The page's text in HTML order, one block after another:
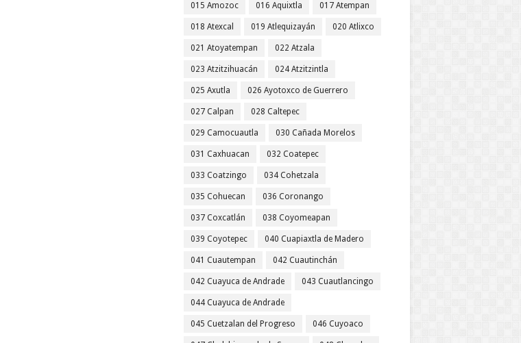
015 Amozoc 016 Aquixtla 017 Atempan
018 Atexcal 019 Atlequizayán 020 Atlixco
021 Atoyatempan 022 Atzala
023 Atzitzihuacán 024 Atzitzintla
025 Axutla 026 Ayotoxco de Guerrero
027 Calpan 028 Caltepec
029 Camocuautla 030 Cañada Morelos
031 Caxhuacan 032 Coatepec
033 Coatzingo 034 Cohetzala
035 Cohuecan 036 Coronango
037 Coxcatlán 038 Coyomeapan
039 Coyotepec 040 Cuapiaxtla de Madero
041 Cuautempan 042 Cuautinchán
042 Cuayuca de Andrade 043 Cuautlancingo
044 Cuayuca de Andrade
045 Cuetzalan del Progreso 046 Cuyoaco